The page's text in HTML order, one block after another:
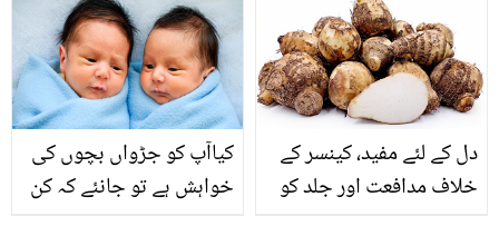
سے کھاتے ہیں تو اس کے یہ
نقصان بھی جان لیں
سے متعلق دلچسپ باتیں
کیاآپ کو جڑواں بچوں کی
خواہش ہے تو جانئے کہ کن
دل کے لئے مفید، کینسر کے
خلاف مدافعت اور جلد کو